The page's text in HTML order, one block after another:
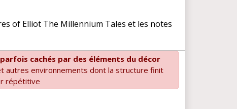
of Elliot The Millennium Tales et les notes
cachés par des éléments du décor
autres environnements dont la structure finit
répétitive